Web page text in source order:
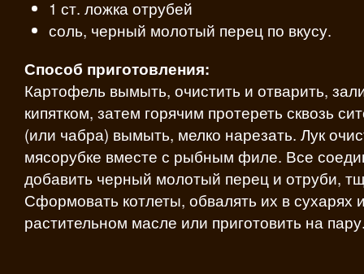
1 ст. ложка отрубей
соль, черный молотый перец по вкусу.
Способ приготовления:
Картофель вымыть, очистить и отварить,
кипятком, затем горячим протереть сквозь
(или чабра) вымыть, мелко нарезать. Лук
мясорубке вместе с рыбным филе. Все
добавить черный молотый перец и отруби,
Сформовать котлеты, обвалять их в сухарях
растительном масле или приготовить на